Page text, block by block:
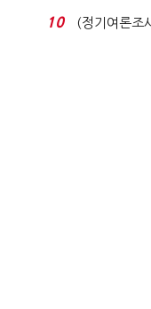
억달러에
10
(정기여론조